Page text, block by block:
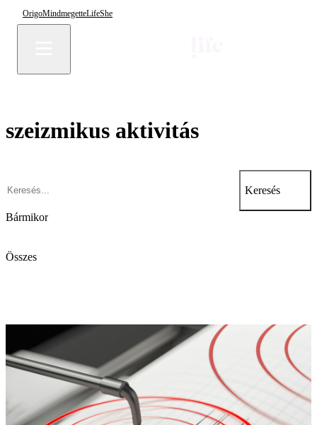
OrigoMindmegetteLifeShe
szeizmikus aktivitás
Keresés
Bármikor
Összes